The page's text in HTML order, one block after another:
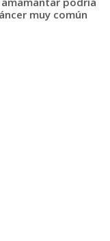
muy común